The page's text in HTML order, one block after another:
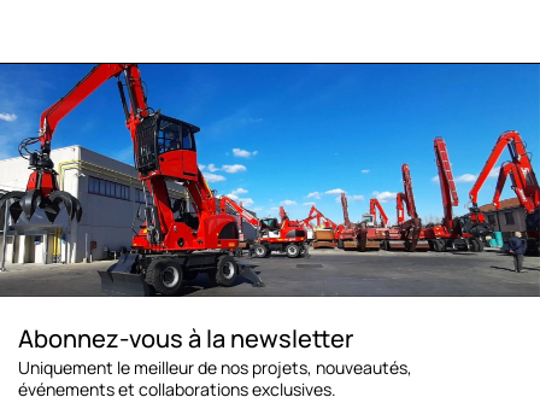
Abonnez-vous à la newsletter
Uniquement le meilleur de nos projets, nouveautés,
événements et collaborations exclusives.